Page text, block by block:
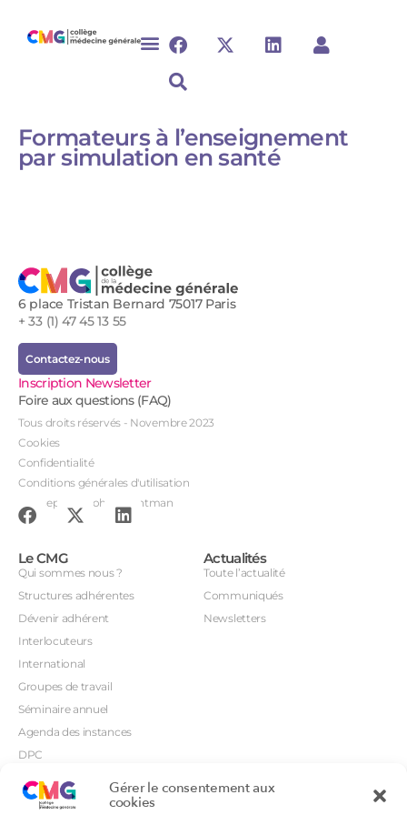
Gérer le consentement aux
cookies
Formateurs à l’enseignement
par simulation en santé
6 place Tristan Bernard 75017 Paris
+ 33 (1) 47 45 13 55
Contactez-nous
Inscription Newsletter
Foire aux questions (FAQ)
Tous droits réservés - Novembre 2023
Cookies
Confidentialité
Conditions générales d'utilisation
Conception : John Brightman
Le CMG
Qui sommes nous ?
Structures adhérentes
Dévenir adhérent
Interlocuteurs
International
Groupes de travail
Séminaire annuel
Agenda des instances
DPC
Orientations prioritaires
Actualités
Toute l’actualité
Communiqués
Newsletters